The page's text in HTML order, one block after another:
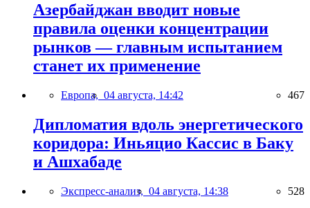
Азербайджан вводит новые
правила оценки концентрации
рынков — главным испытанием
станет их применение
Европа, 04 августа, 14:42 467
Дипломатия вдоль энергетического
коридора: Иньяцио Кассис в Баку
и Ашхабаде
Экспресс-анализ, 04 августа, 14:38 528